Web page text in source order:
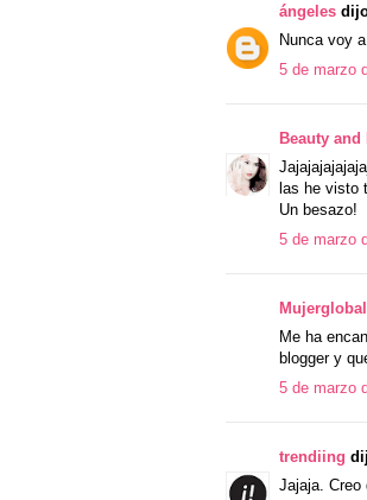
ángeles
Nunca voy
5 de marzo
Beauty
las he visto
Un besazo!
5 de marzo
Mujerglobal
Me ha
blogger y
5 de marzo
trendiing
Jajaja.